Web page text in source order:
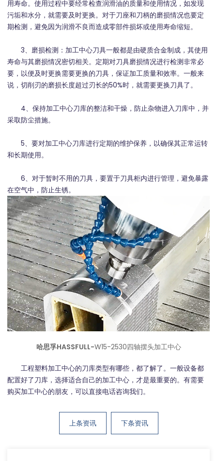
用寿命。使用过程中要经常检查润滑油的质量和使用情况，如发现
污垢和水分，就需要及时更换。对于刀座和刀柄的磨损情况也要定
期检测，避免因为润滑不良而造成零部件损坏或使用寿命缩短。
3、磨损检测：加工中心刀具一般都是由硬质合金制成，其使用
寿命与其磨损情况密切相关。定期对刀具磨损情况进行检测非常必
要，以便及时更换需要更换的刀具，保证加工质量和效率。一般来
说，切削刃的磨损长度超过刃长的50%时，就需要更换刀具了。
4、保持加工中心刀库的整洁和干燥，防止杂物进入刀库中，并
采取防尘措施。
5、要对加工中心刀库进行定期的维护保养，以确保其正常运转
和长期使用。
6、对于暂时不用的刀具，要置于刀具柜内进行管理，避免暴露
在空气中，防止生锈。
哈思孚HASSFULL-W15-2530四轴摆头加工中心
工程塑料加工中心的刀库类型有哪些，都了解了。一般设备都
配置好了刀库，选择适合自己的加工中心，才是最重要的。有需要
购买加工中心的朋友，可以直接电话咨询我们。
上条资讯 下条资讯